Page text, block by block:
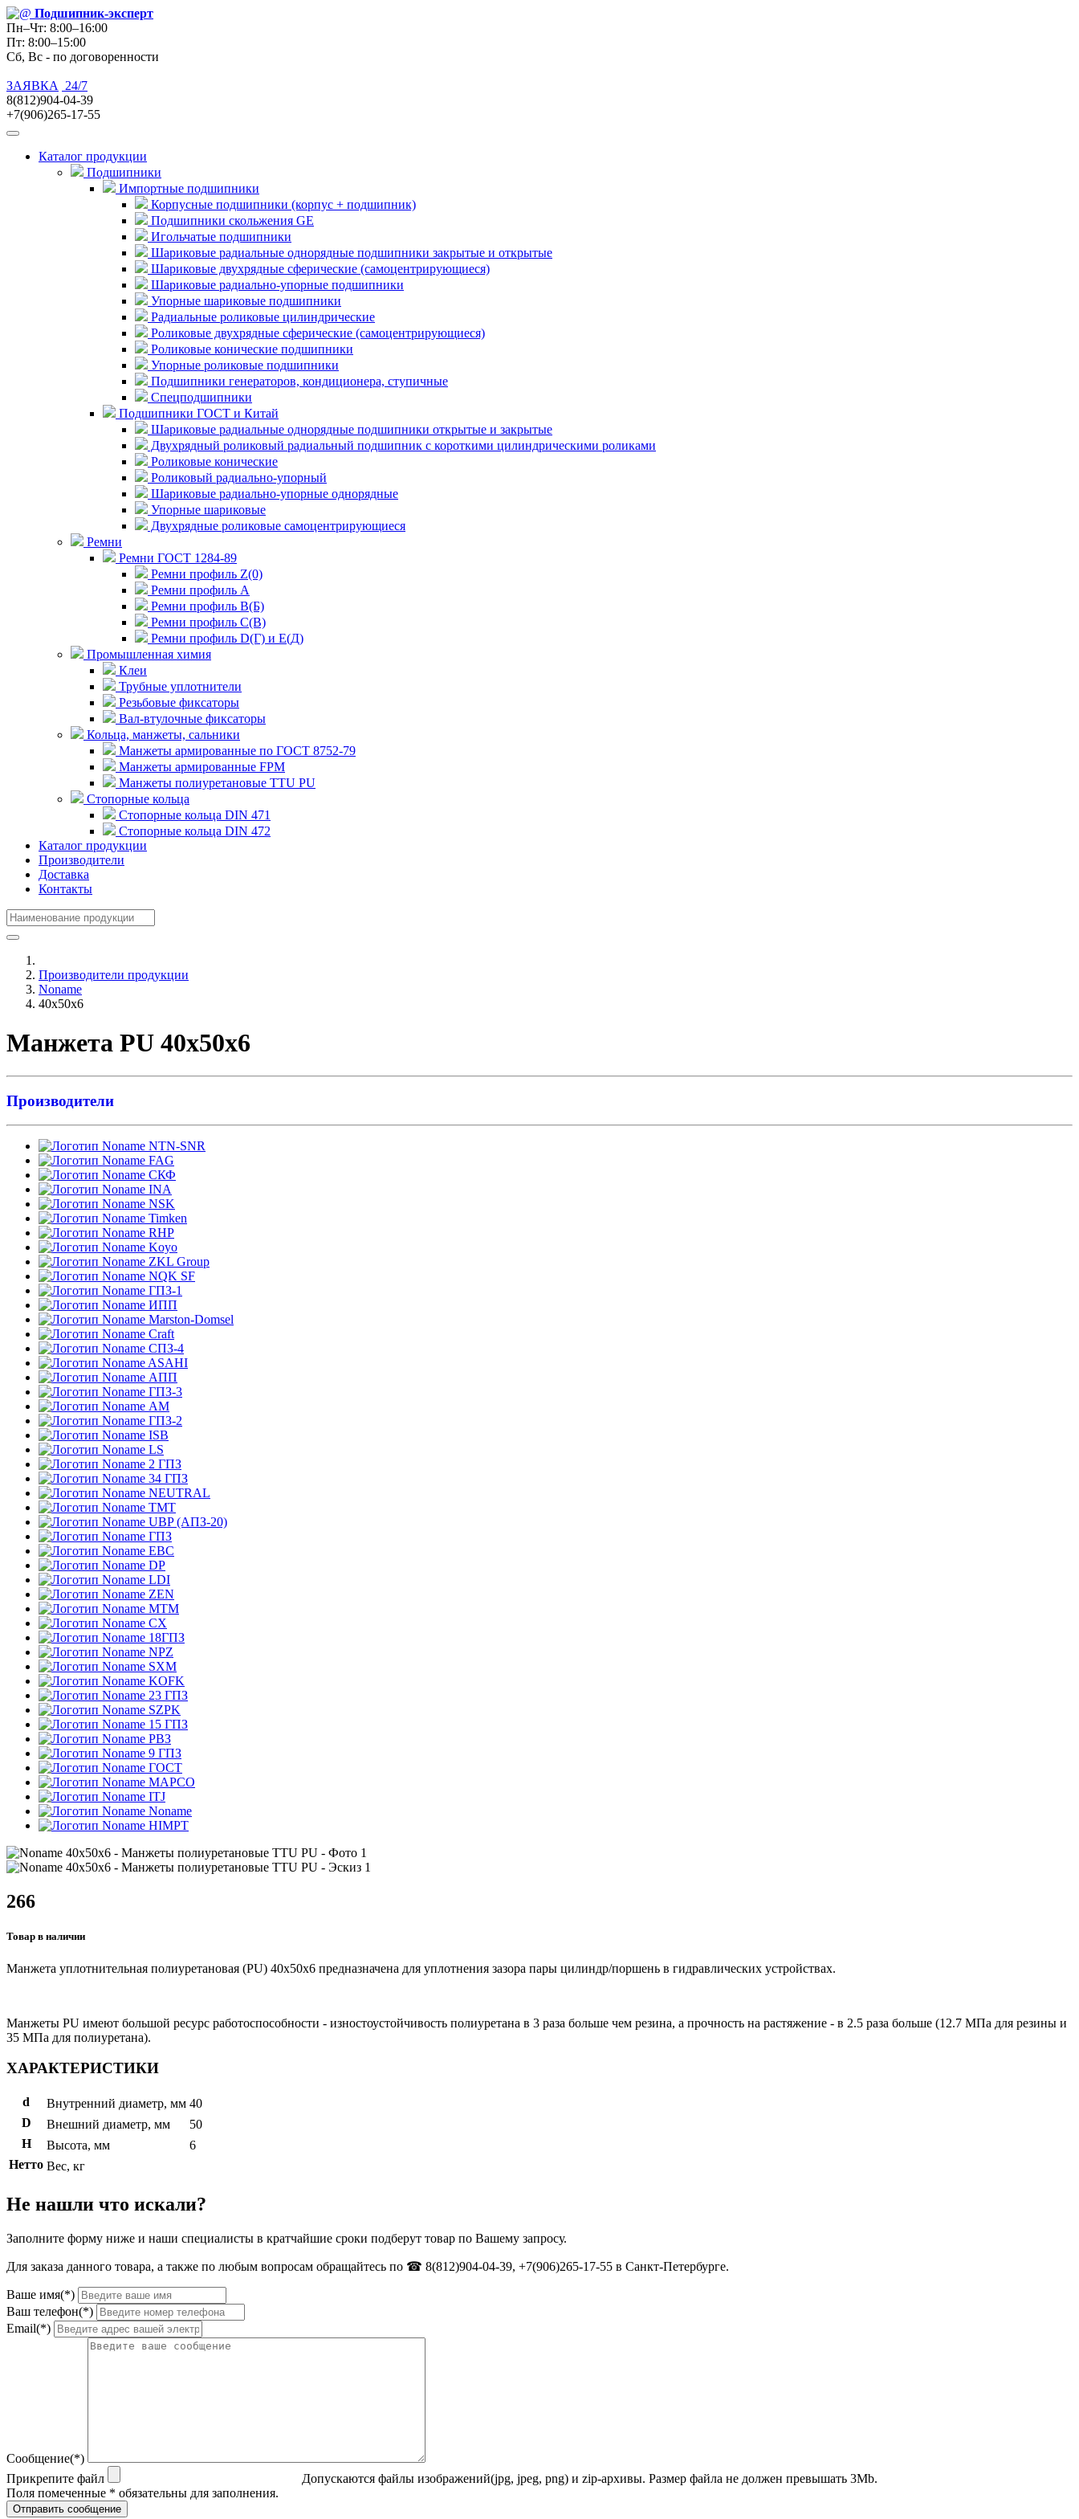
Подшипник-эксперт
Пн–Чт: 8:00–16:00
Пт: 8:00–15:00
Сб, Вс - по договоренности
ЗАЯВКА
24/7
8(812)904-04-39
+7(906)265-17-55
Каталог продукции
Подшипники
Импортные подшипники
Корпусные подшипники (корпус + подшипник)
Подшипники скольжения GE
Игольчатые подшипники
Шариковые радиальные однорядные подшипники закрытые и открытые
Шариковые двухрядные сферические (самоцентрирующиеся)
Шариковые радиально-упорные подшипники
Упорные шариковые подшипники
Радиальные роликовые цилиндрические
Роликовые двухрядные сферические (самоцентрирующиеся)
Роликовые конические подшипники
Упорные роликовые подшипники
Подшипники генераторов, кондиционера, ступичные
Спецподшипники
Подшипники ГОСТ и Китай
Шариковые радиальные однорядные подшипники открытые и закрытые
Двухрядный роликовый радиальный подшипник с короткими цилиндрическими роликами
Роликовые конические
Роликовый радиально-упорный
Шариковые радиально-упорные однорядные
Упорные шариковые
Двухрядные роликовые самоцентрирующиеся
Ремни
Ремни ГОСТ 1284-89
Ремни профиль Z(0)
Ремни профиль А
Ремни профиль В(Б)
Ремни профиль С(В)
Ремни профиль D(Г) и E(Д)
Промышленная химия
Клеи
Трубные уплотнители
Резьбовые фиксаторы
Вал-втулочные фиксаторы
Кольца, манжеты, сальники
Манжеты армированные по ГОСТ 8752-79
Манжеты армированные FPM
Манжеты полиуретановые TTU PU
Стопорные кольца
Стопорные кольца DIN 471
Стопорные кольца DIN 472
Каталог продукции
Производители
Доставка
Контакты
Производители продукции
Noname
40x50x6
Манжета PU 40x50x6
Производители
NTN-SNR
FAG
СКФ
INA
NSK
Timken
RHP
Koyo
ZKL Group
NQK SF
ГПЗ-1
ИПП
Marston-Domsel
Craft
СПЗ-4
ASAHI
АПП
ГПЗ-3
АМ
ГПЗ-2
ISB
LS
2 ГПЗ
34 ГПЗ
NEUTRAL
TMT
UBP (АПЗ-20)
ГПЗ
EBC
DP
LDI
ZEN
MTM
CX
18ГПЗ
NPZ
SXM
KOFK
23 ГПЗ
SZPK
15 ГПЗ
РВЗ
9 ГПЗ
ГОСТ
MAPCO
ITJ
Noname
HIMPT
266
Товар в наличии
Манжета уплотнительная полиуретановая (PU) 40x50x6 предназначена для уплотнения зазора пары цилиндр/поршень в гидравлических устройствах.
Манжеты PU имеют большой ресурс работоспособности - изностоустойчивость полиуретана в 3 раза больше чем резина, а прочность на растяжение - в 2.5 раза больше (12.7 МПа для резины и
35 МПа для полиуретана).
ХАРАКТЕРИСТИКИ
d Внутренний диаметр, мм 40
D
Внешний диаметр, мм
50
H
Высота, мм
6
Нетто Вес, кг
Не нашли что искали?
Заполните форму ниже и наши специалисты в кратчайшие сроки подберут товар по Вашему запросу.
Для заказа данного товара, а также по любым вопросам обращайтесь по ☎ 8(812)904-04-39, +7(906)265-17-55 в Санкт-Петербурге.
Ваше имя(*)
Ваш телефон(*)
Email(*)
Сообщение(*)
Прикрепите файл
Допускаются файлы изображений(jpg, jpeg, png) и zip-архивы. Размер файла не должен превышать 3Mb.
Поля помеченные * обязательны для заполнения.
Отправить сообщение